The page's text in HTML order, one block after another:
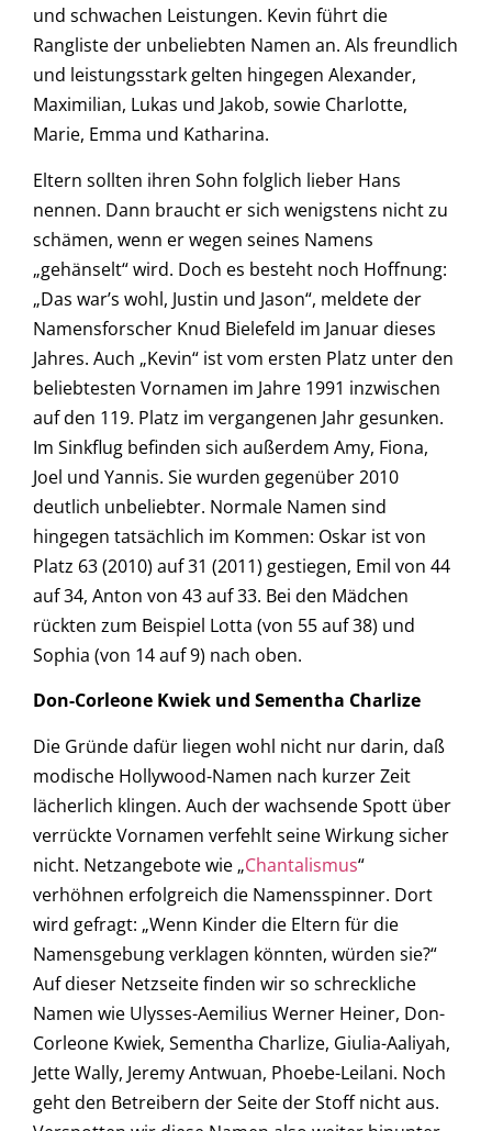
und schwachen Leistungen. Kevin führt die
Rangliste der unbeliebten Namen an. Als freundlich
und leistungsstark gelten hingegen Alexander,
Maximilian, Lukas und Jakob, sowie Charlotte,
Marie, Emma und Katharina.
Eltern sollten ihren Sohn folglich lieber Hans
nennen. Dann braucht er sich wenigstens nicht zu
schämen, wenn er wegen seines Namens
„gehänselt“ wird. Doch es besteht noch Hoffnung:
„Das war’s wohl, Justin und Jason“, meldete der
Namensforscher Knud Bielefeld im Januar dieses
Jahres. Auch „Kevin“ ist vom ersten Platz unter den
beliebtesten Vornamen im Jahre 1991 inzwischen
auf den 119. Platz im vergangenen Jahr gesunken.
Im Sinkflug befinden sich außerdem Amy, Fiona,
Joel und Yannis. Sie wurden gegenüber 2010
deutlich unbeliebter. Normale Namen sind
hingegen tatsächlich im Kommen: Oskar ist von
Platz 63 (2010) auf 31 (2011) gestiegen, Emil von 44
auf 34, Anton von 43 auf 33. Bei den Mädchen
rückten zum Beispiel Lotta (von 55 auf 38) und
Sophia (von 14 auf 9) nach oben.
Don-Corleone Kwiek und Sementha Charlize
Die Gründe dafür liegen wohl nicht nur darin, daß
modische Hollywood-Namen nach kurzer Zeit
lächerlich klingen. Auch der wachsende Spott über
verrückte Vornamen verfehlt seine Wirkung sicher
nicht. Netzangebote wie „Chantalismus“
verhöhnen erfolgreich die Namensspinner. Dort
wird gefragt: „Wenn Kinder die Eltern für die
Namensgebung verklagen könnten, würden sie?“
Auf dieser Netzseite finden wir so schreckliche
Namen wie Ulysses-Aemilius Werner Heiner, Don-
Corleone Kwiek, Sementha Charlize, Giulia-Aaliyah,
Jette Wally, Jeremy Antwuan, Phoebe-Leilani. Noch
geht den Betreibern der Seite der Stoff nicht aus.